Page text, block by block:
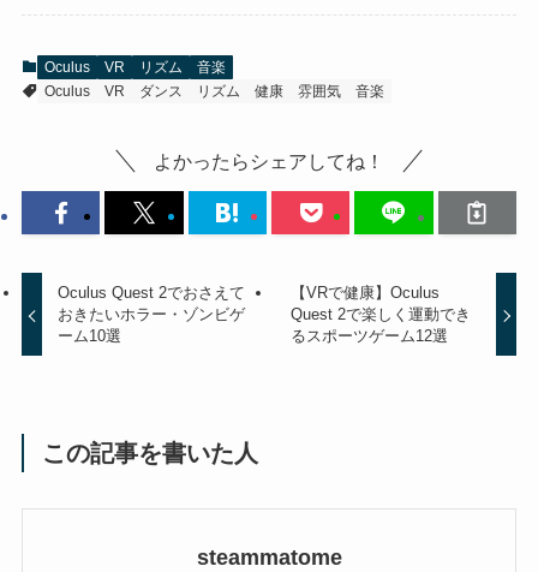
Oculus VR リズム
音楽
Oculus
VR ダンス リズム 健康 雰囲気 音楽
よかったらシェアしてね！
Oculus Quest 2でおさえて
おきたいホラー・ゾンビゲ
ーム10選
【VRで健康】Oculus
Quest 2で楽しく運動でき
るスポーツゲーム12選
この記事を書いた人
steammatome